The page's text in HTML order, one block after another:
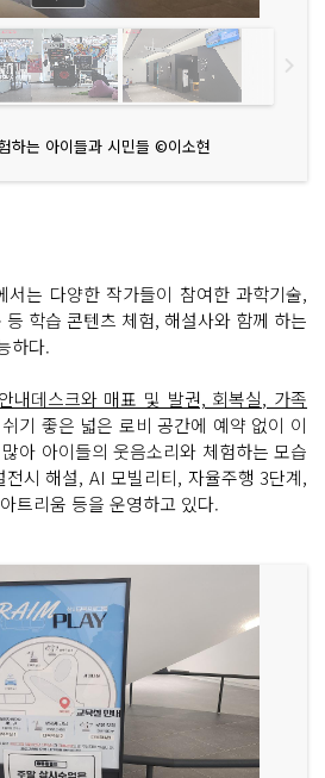
하는 아이들과 시민들 ©이소현
서는 다양한 작가들이 참여한 과학기술,
학습 콘텐츠 체험, 해설사와 함께 하는
하다.
안내데스크와 매표 및 발권, 회복실, 가족
기 좋은 넓은 로비 공간에 예약 없이 이
아 아이들의 웃음소리와 체험하는 모습
시 해설, AI 모빌리티, 자율주행 3단계,
트리움 등을 운영하고 있다.